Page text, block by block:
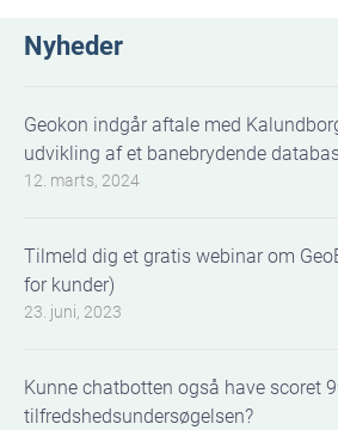
Nyheder
Geokon indgår aftale med
udvikling af et banebrydende
12. marts, 2024
Tilmeld dig et gratis webinar om
for kunder)
23. juni, 2023
Kunne chatbotten også have scoret
tilfredshedsundersøgelsen?